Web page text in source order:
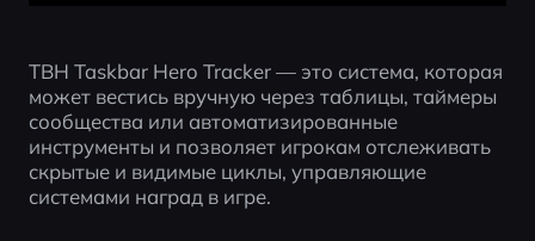
TBH Taskbar Hero Tracker — это система, которая
может вестись вручную через таблицы, таймеры
сообщества или автоматизированные
инструменты и позволяет игрокам отслеживать
скрытые и видимые циклы, управляющие
системами наград в игре.